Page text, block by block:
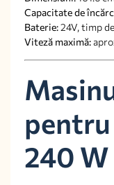
Capacitate de
Baterie:24V, timp
Viteză maximă:
pentru
240 W